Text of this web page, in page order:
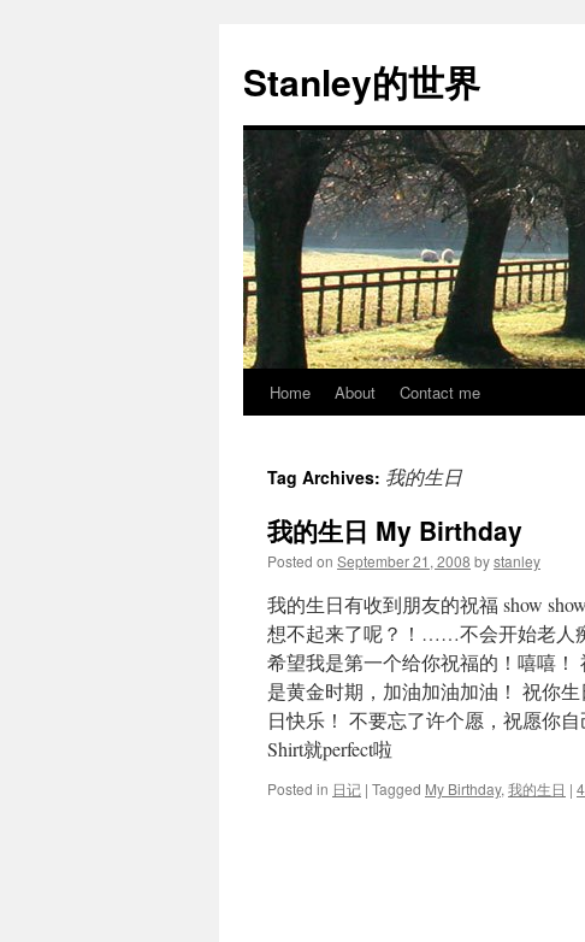
Stanley的世界
Skip
content
Home About Contact me
Tag Archives: 我的生日
我的生日 My Birthday
Posted on September 21, 2008 bystanley
我的生日有收到朋友的祝福 show
想不起来了呢？！……不会开始老人
希望我是第一个给你祝福的！嘻嘻！
是黄金时期，加油加油加油！ 祝你
日快乐！ 不要忘了许个愿，祝愿你
Shirt就perfect啦
Posted in 日记 | Tagged My Birthday, 我的生日 |